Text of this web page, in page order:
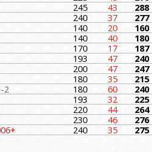
245 43 288
240 37 277
140 20 160
140 40 180
170 17 187
193 47 240
200 47 247
180 35 215
2 180 60 240
193 32 225
220 44 264
230 46 276
240 35 275